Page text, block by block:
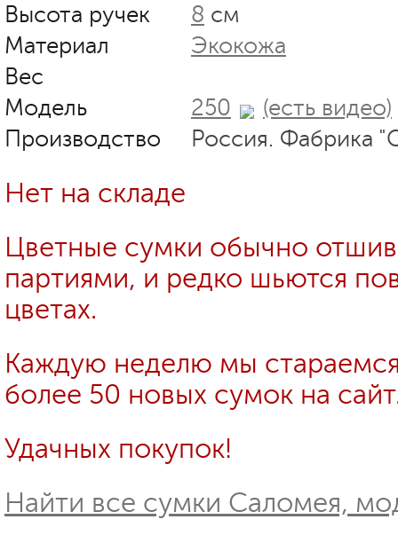
Высота ручек 8 см
Материал
Экокожа
Вес
Модель
250
(есть видео)
Производство
Россия. Фабрика
Нет на складе
Цветные сумки обычно
партиями, и редко шьются
цветах.
Каждую неделю мы
более 50 новых сумок на
Удачных покупок!
Найти все сумки Саломея,